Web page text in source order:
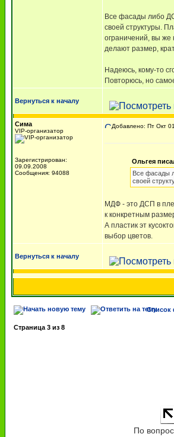
Все фасады либо
своей структуры.
ограничений, вы же
делают размер,
Надеюсь, кому-то
Повторюсь, но
Вернуться к началу
Сима
VIP-организатор
Зарегистрирован:
09.09.2008
Сообщения: 94088
Добавлено: Пт Окт
Ольгея
Все фасады
своей
МДФ - это ДСП в
к конкретным
А пластик эт
выбор цветов.
Вернуться к началу
Список
Страница 3 из 8
По